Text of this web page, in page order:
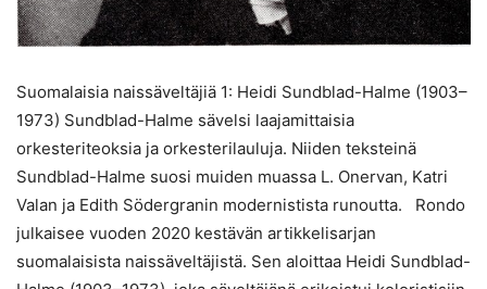
Suomalaisia naissäveltäjiä 1: Heidi Sundblad-Halme (1903–
1973) Sundblad-Halme sävelsi laajamittaisia
orkesteriteoksia ja orkesterilauluja. Niiden teksteinä
Sundblad-Halme suosi muiden muassa L. Onervan, Katri
Valan ja Edith Södergranin modernistista runoutta. Rondo
julkaisee vuoden 2020 kestävän artikkelisarjan
suomalaisista naissäveltäjistä. Sen aloittaa Heidi Sundblad-